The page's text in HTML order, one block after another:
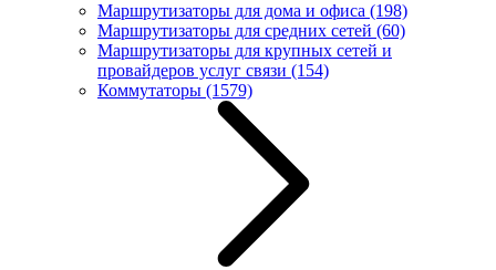
Маршрутизаторы для дома и офиса (198)
Маршрутизаторы для средних сетей (60)
Маршрутизаторы для крупных сетей и
провайдеров услуг связи (154)
Коммутаторы (1579)